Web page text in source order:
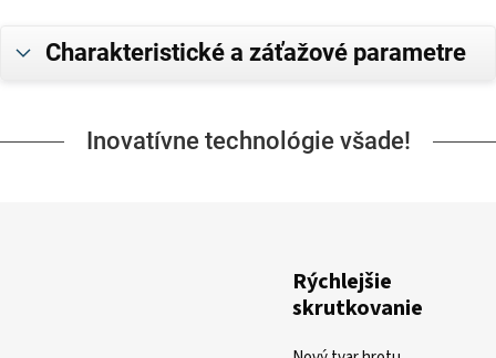
Charakteristické a záťažové parametre
Inovatívne technológie všade!
Rýchlejšie
skrutkovanie